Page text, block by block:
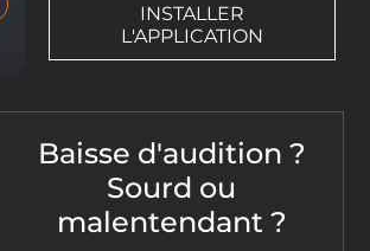
INSTALLER
L'APPLICATION
Baisse d'audition ?
Sourd ou
malentendant ?